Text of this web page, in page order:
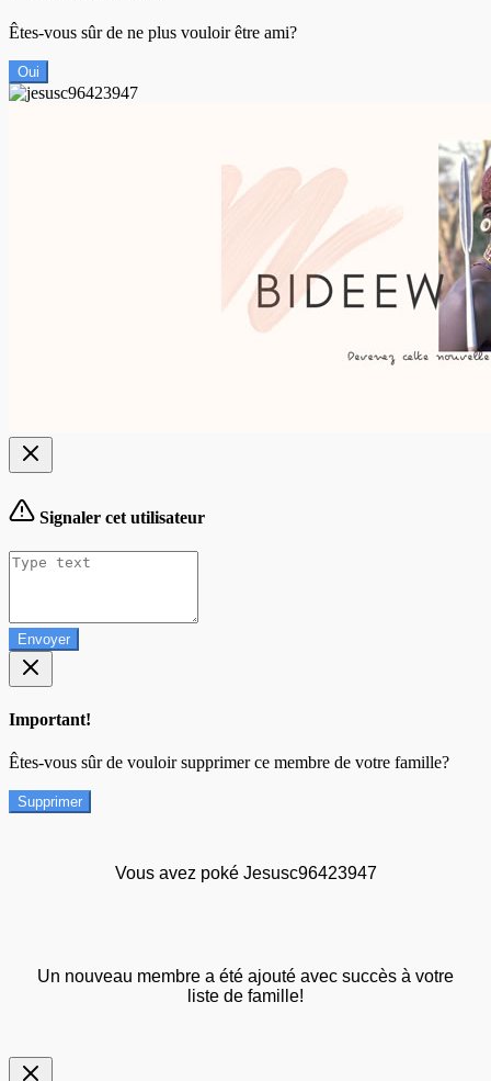
Êtes-vous sûr de ne plus vouloir être ami?
Oui
Signaler cet utilisateur
Envoyer
Important!
Êtes-vous sûr de vouloir supprimer ce membre de votre famille?
Supprimer
Vous avez poké Jesusc96423947
Un nouveau membre a été ajouté avec succès à votre
liste de famille!